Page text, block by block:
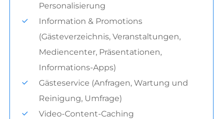
Personalisierung
Information & Promotions
(Gästeverzeichnis, Veranstaltungen,
Mediencenter, Präsentationen,
Informations-Apps)
Gästeservice (Anfragen, Wartung und
Reinigung, Umfrage)
Video-Content-Caching